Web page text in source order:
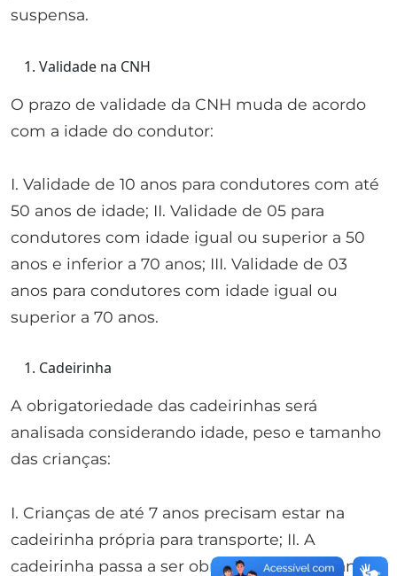
suspensa.
Validade na CNH
O prazo de validade da CNH muda de acordo
com a idade do condutor:
I. Validade de 10 anos para condutores com até
50 anos de idade; II. Validade de 05 para
condutores com idade igual ou superior a 50
anos e inferior a 70 anos; III. Validade de 03
anos para condutores com idade igual ou
superior a 70 anos.
Cadeirinha
A obrigatoriedade das cadeirinhas será
analisada considerando idade, peso e tamanho
das crianças:
I. Crianças de até 7 anos precisam estar na
cadeirinha própria para transporte; II. A
cadeirinha passa a ser obrigatória para crianças